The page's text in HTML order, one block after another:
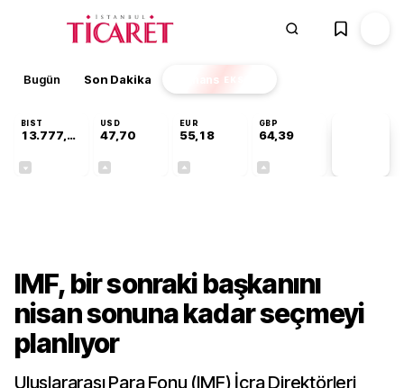
Bugün Son Dakika Finans EKSTRA
BIST
13.777,39
USD
47,70
EUR
55,18
GBP
64,39
IMF, bir sonraki başkanını
nisan sonuna kadar seçmeyi
planlıyor
Uluslararası Para Fonu (IMF) İcra Direktörleri